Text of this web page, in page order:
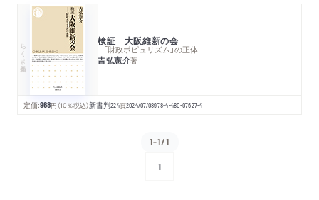
ちくま新書 検証 大阪維新の会
─「財政ポピュリズム」の正体
吉弘憲介著
定価:968円 （10％税込）新書判224頁2024/07/08978-4-480-07627-4
1-1/1
1